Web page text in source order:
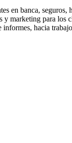
en banca,
marketing para los
hacia